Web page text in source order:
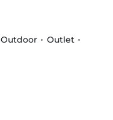
Outdoor Outlet